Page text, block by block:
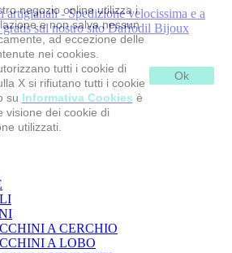
A CERCHIO
A LOBO
negozio online utilizza i
e non salva nessun
ad eccezione delle
nei cookies.
tutti i cookie di
X si rifiutano tutti i cookie
su Informativa Cookies è
visione dei cookie di
utilizzati.
Ok